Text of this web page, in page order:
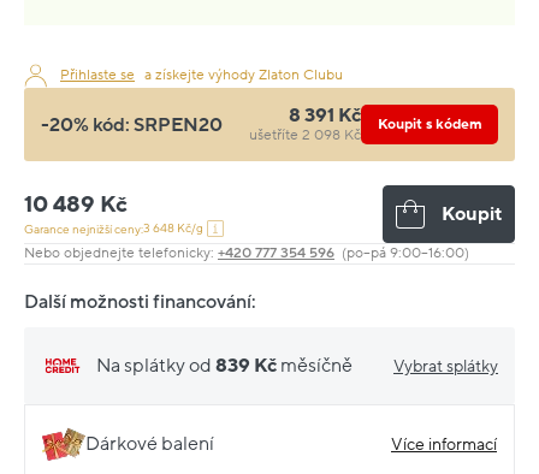
Přihlaste se a získejte výhody Zlaton Clubu
-20% kód: SRPEN20 8 391 Kč
ušetříte 2 098 Kč
Koupit s kódem
10 489 Kč
Garance nejnižší ceny:3 648 Kč/g
Koupit
Nebo objednejte telefonicky: +420 777 354 596 (po–pá 9:00–16:00)
Další možnosti financování:
Na splátky od 839 Kč měsíčně Vybrat splátky
Dárkové balení Více informací